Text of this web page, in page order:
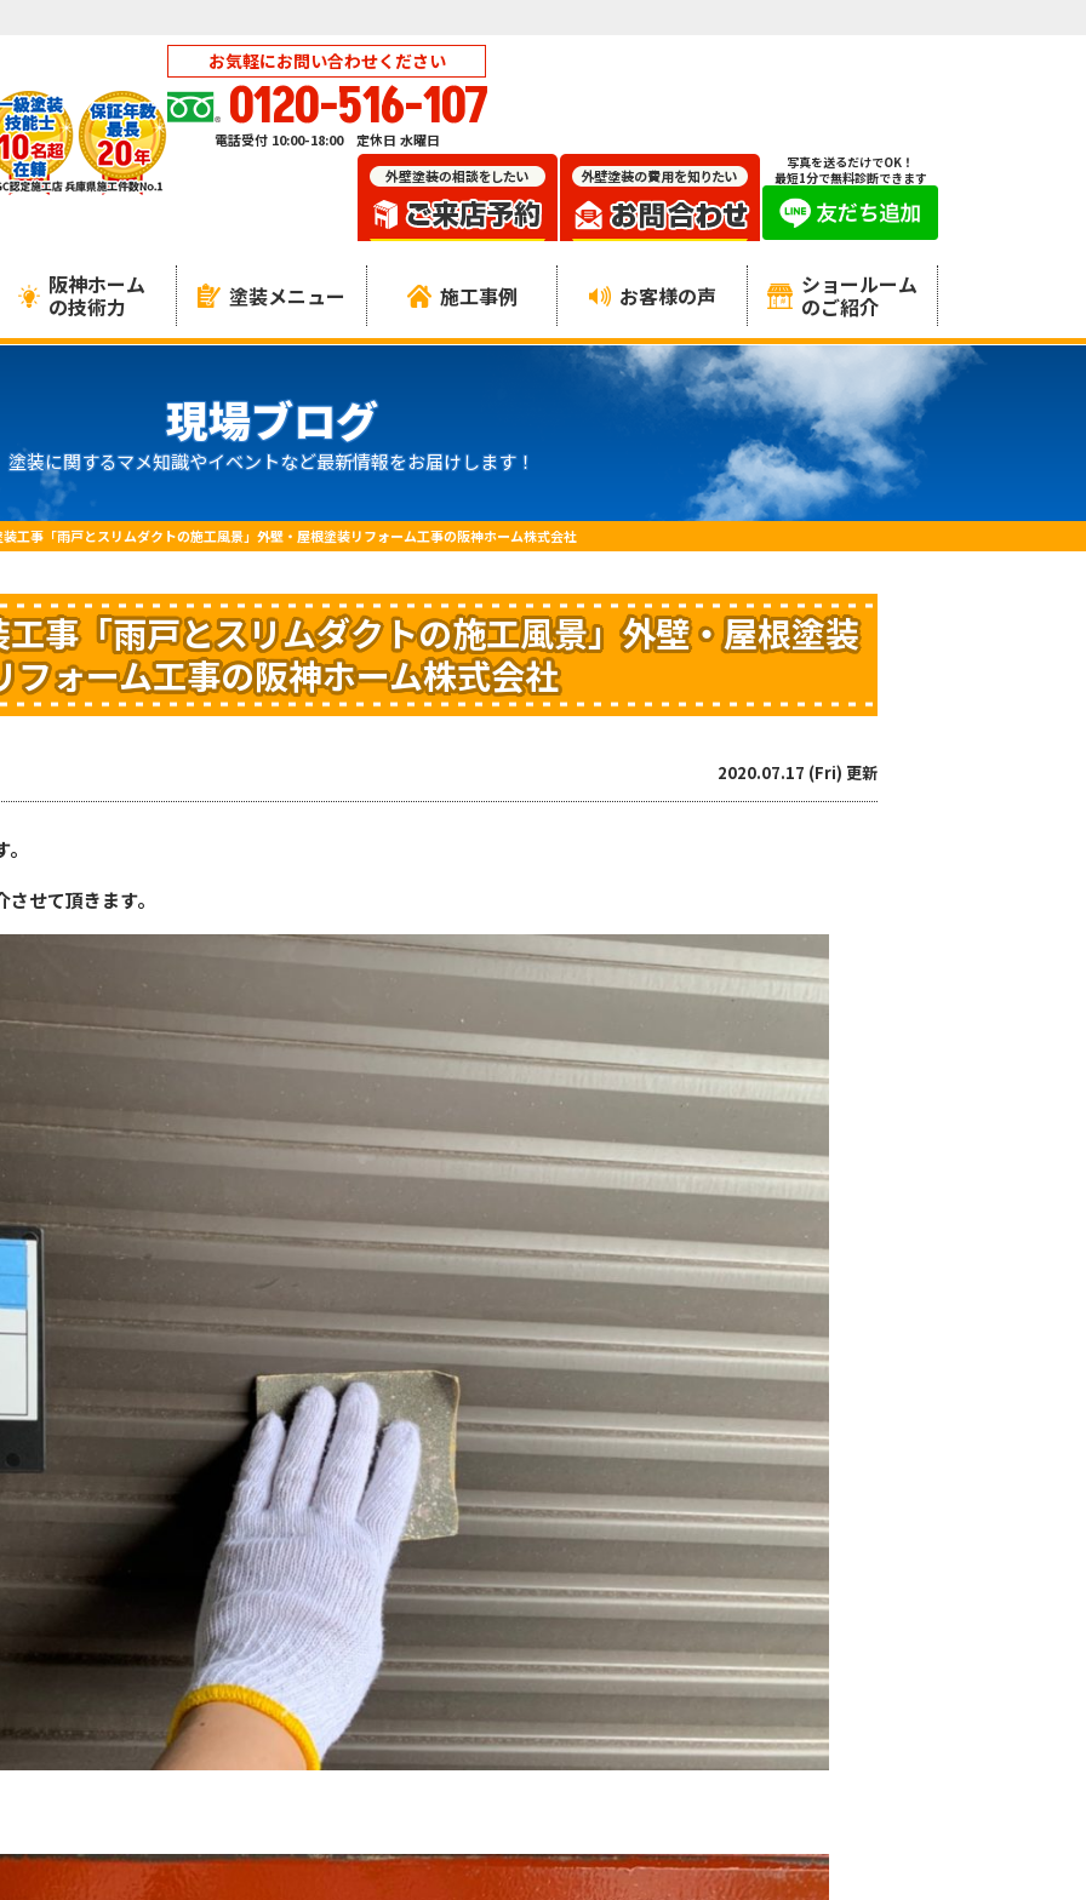
お気軽にお問い合わせください
0120-516-107
電話受付 10:00-18:00 定休日 水曜日
写真を送るだけでOK！
最短1分で無料診断できます
阪神ホーム
の技術力 塗装メニュー 施工事例 お客様の声 ショールーム
のご紹介
現場ブログ
塗装に関するマメ知識やイベントなど最新情報をお届けします！
事「雨戸とスリムダクトの施工風景」外壁・屋根塗装リフォーム工事の阪神ホーム株式会社
「雨戸とスリムダクトの施工風景」外壁・屋根塗装
フォーム工事の阪神ホーム株式会社
2020.07.17 (Fri) 更新
せて頂きます。